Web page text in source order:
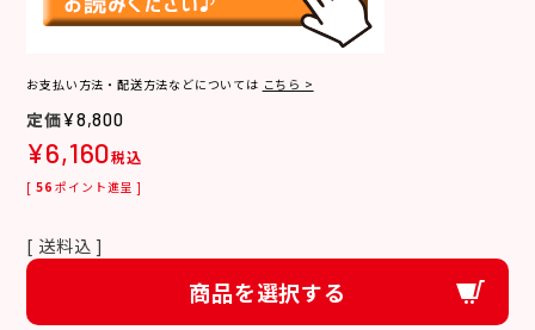
お支払い方法・配送方法などについては こちら >
¥8,800
¥6,160税込
[ 56 ポイント進呈 ]
送料込
商品を選択する